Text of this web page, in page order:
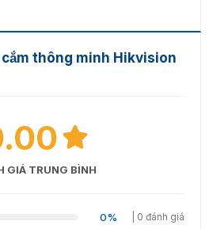
AES-128
Cắm vào ổ cắm
cắm thông minh Hikvision
GIÁ TRUNG BÌNH
0% | 0 đánh giá